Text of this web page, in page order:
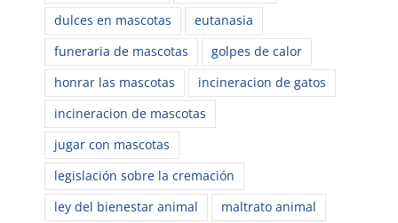
dulces en mascotas
eutanasia
funeraria de mascotas
golpes de calor
honrar las mascotas
incineracion de gatos
incineracion de mascotas
jugar con mascotas
legislación sobre la cremación
ley del bienestar animal
maltrato animal